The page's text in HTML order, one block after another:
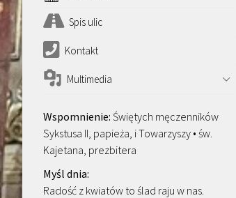
Spis ulic
Kontakt
Multimedia
Świętych męczenników
Sykstusa II, papieża, i Towarzyszy • św.
Kajetana, prezbitera
Radość z kwiatów to ślad raju w nas.